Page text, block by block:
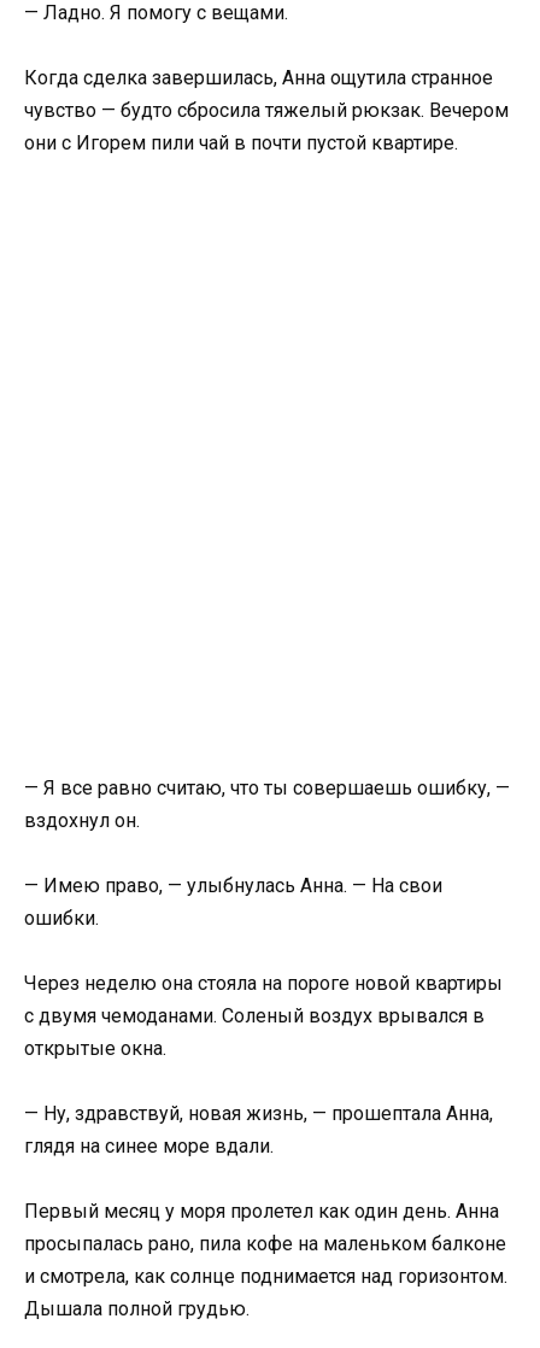
— Ладно. Я помогу с вещами.
Когда сделка завершилась, Анна ощутила странное
чувство — будто сбросила тяжелый рюкзак. Вечером
они с Игорем пили чай в почти пустой квартире.
— Я все равно считаю, что ты совершаешь ошибку, —
вздохнул он.
— Имею право, — улыбнулась Анна. — На свои
ошибки.
Через неделю она стояла на пороге новой квартиры
с двумя чемоданами. Соленый воздух врывался в
открытые окна.
— Ну, здравствуй, новая жизнь, — прошептала Анна,
глядя на синее море вдали.
Первый месяц у моря пролетел как один день. Анна
просыпалась рано, пила кофе на маленьком балконе
и смотрела, как солнце поднимается над горизонтом.
Дышала полной грудью.